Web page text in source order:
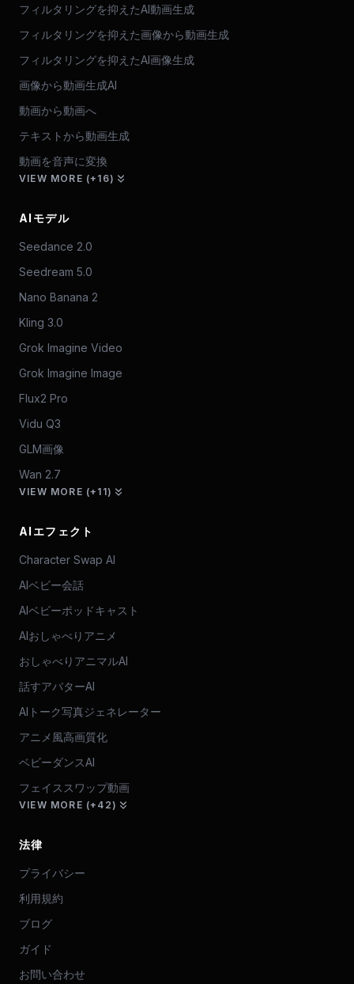
フィルタリングを抑えたAI動画生成
フィルタリングを抑えた画像から動画生成
フィルタリングを抑えたAI画像生成
画像から動画生成AI
動画から動画へ
テキストから動画生成
動画を音声に変換
VIEW MORE (+16)
AIモデル
Seedance 2.0
Seedream 5.0
Nano Banana 2
Kling 3.0
Grok Imagine Video
Grok Imagine Image
Flux2 Pro
Vidu Q3
GLM画像
Wan 2.7
VIEW MORE (+11)
AIエフェクト
Character Swap AI
AIベビー会話
AIベビーポッドキャスト
AIおしゃべりアニメ
おしゃべりアニマルAI
話すアバターAI
AIトーク写真ジェネレーター
アニメ風高画質化
ベビーダンスAI
フェイススワップ動画
VIEW MORE (+42)
法律
プライバシー
利用規約
ブログ
ガイド
お問い合わせ